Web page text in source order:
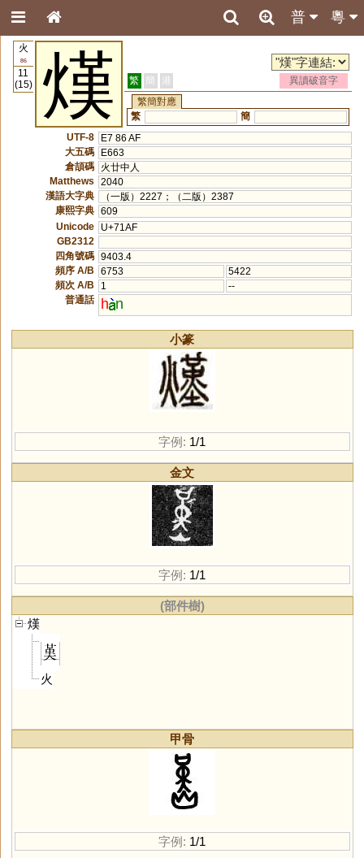
粵
普
火
86
11
(15)
熯 繁 簡 港
異讀破音字
繁簡對應
繁
簡
UTF-8
E7 86 AF
大五碼
E663
倉頡碼
火廿中人
Matthews
2040
漢語大字典
（一版）2227；（二版）2387
康熙字典 609
Unicode
U+71AF
GB2312
四角號碼 9403.4
頻序 A/B
6753
5422
頻次 A/B
1
--
普通話
h n
小篆
字例: 1/1
金文
字例: 1/1
(部件樹)
熯
火
甲骨
字例: 1/1